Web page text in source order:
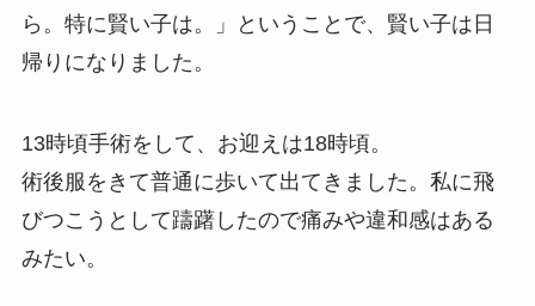
ら。特に賢い子は。」ということで、賢い子は日
帰りになりました。
13時頃手術をして、お迎えは18時頃。
術後服をきて普通に歩いて出てきました。私に飛
びつこうとして躊躇したので痛みや違和感はある
みたい。